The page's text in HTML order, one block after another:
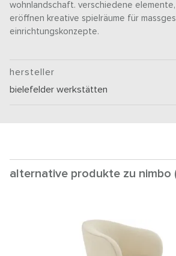
wohnlandschaft. verschiedene
eröffnen kreative spielräume für
einrichtungskonzepte.
hersteller
bielefelder werkstätten
alternative produkte zu nimbo